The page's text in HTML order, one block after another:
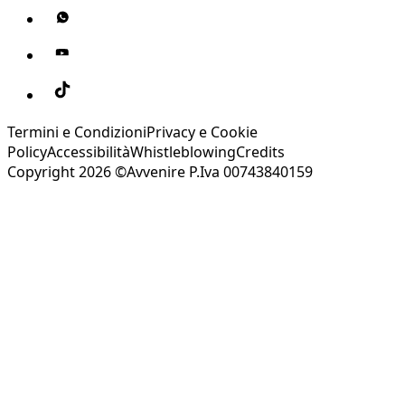
Termini e CondizioniPrivacy e Cookie
PolicyAccessibilitàWhistleblowingCredits
Copyright 2026 ©Avvenire P.Iva 00743840159